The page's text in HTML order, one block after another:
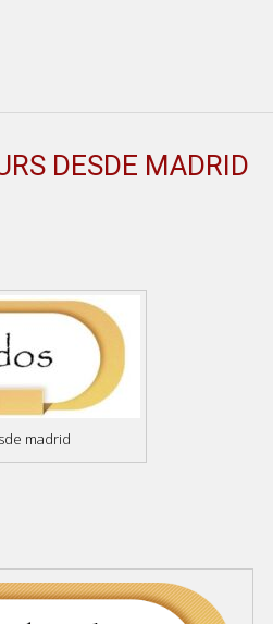
DESDE MADRID
madrid